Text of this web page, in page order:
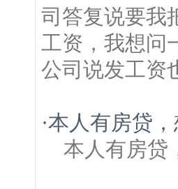
司答复说要我
工资，我想问
公司说发工资
·本人有房贷
本人有房贷